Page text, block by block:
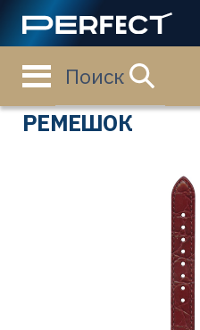
Поиск
Главная страница Каталог
РЕМЕШОК